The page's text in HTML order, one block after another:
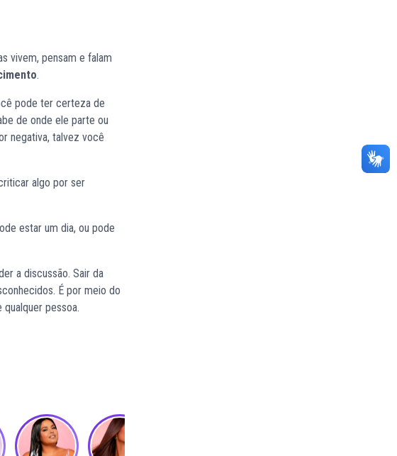
vivem, pensam e falam
.
pode ter certeza de
de onde ele parte ou
negativa, talvez você
algo por ser
estar um dia, ou pode
a discussão. Sair da
É por meio do
pessoa.